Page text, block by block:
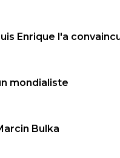
Enrique l'a
mondialiste
Bulka